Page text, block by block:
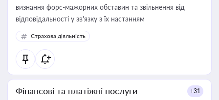
визнання форс-мажорних обставин та звільнення від
відповідальності у зв'язку з їх настанням
Страхова діяльність
Фінансові та платіжні послуги +31